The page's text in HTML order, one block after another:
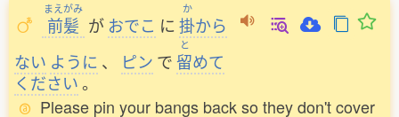
まえがみ
前髪 が おでこ に
か
掛から
ない ように 、 ピン で
と
留めて
ください。
Please pin your bangs back so they don't cover